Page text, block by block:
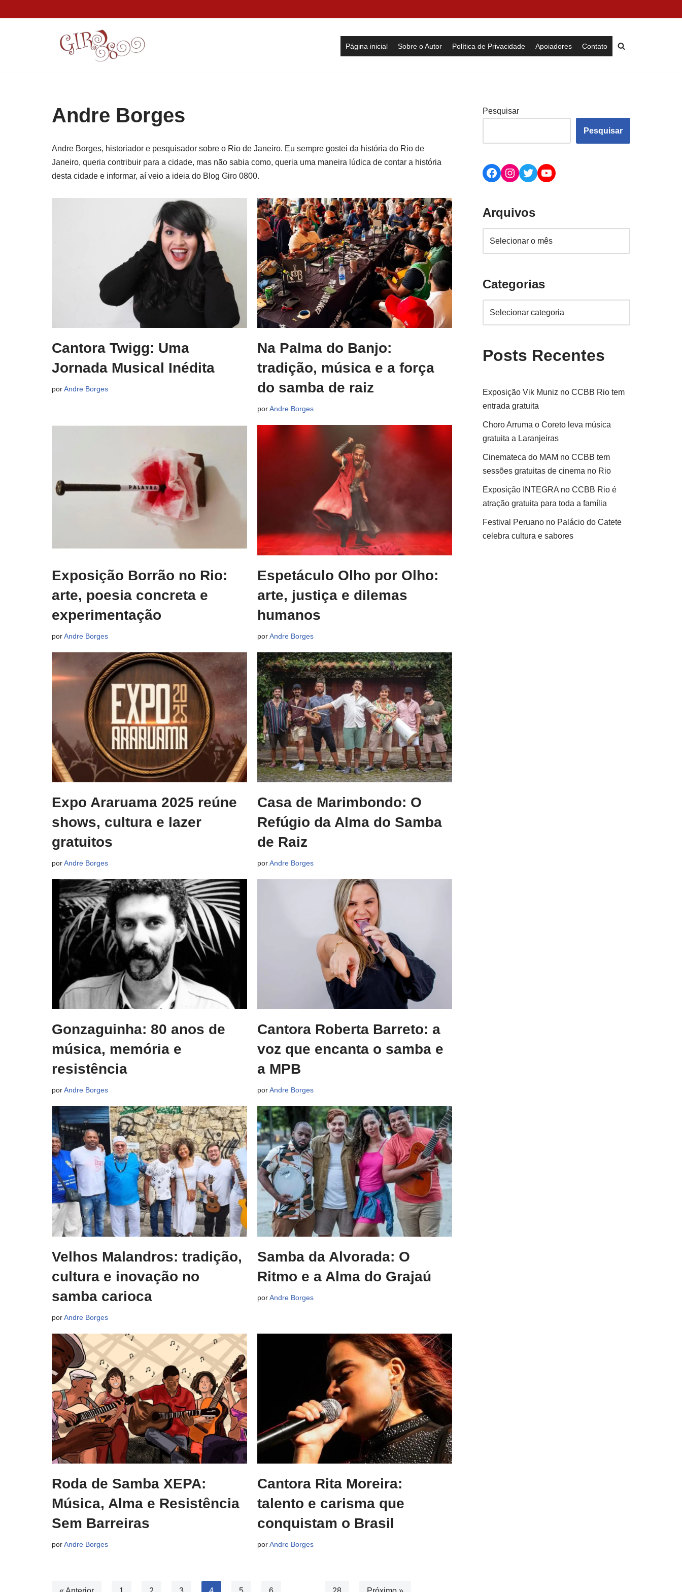
Página inicial Sobre o Autor Política de Privacidade Apoiadores Contato
Andre Borges
Andre Borges, historiador e pesquisador sobre o Rio de Janeiro. Eu sempre gostei da história do Rio de
Janeiro, queria contribuir para a cidade, mas não sabia como, queria uma maneira lúdica de contar a história
desta cidade e informar, aí veio a ideia do Blog Giro 0800.
Cantora Twigg: Uma
Jornada Musical Inédita
porAndre Borges
Na Palma do Banjo:
tradição, música e a força
do samba de raiz
porAndre Borges
Exposição Borrão no Rio:
arte, poesia concreta e
experimentação
porAndre Borges
Espetáculo Olho por Olho:
arte, justiça e dilemas
humanos
porAndre Borges
Expo Araruama 2025 reúne
shows, cultura e lazer
gratuitos
porAndre Borges
Casa de Marimbondo: O
Refúgio da Alma do Samba
de Raiz
porAndre Borges
Gonzaguinha: 80 anos de
música, memória e
resistência
porAndre Borges
Cantora Roberta Barreto: a
voz que encanta o samba e
a MPB
porAndre Borges
Velhos Malandros: tradição,
cultura e inovação no
samba carioca
porAndre Borges
Samba da Alvorada: O
Ritmo e a Alma do Grajaú
porAndre Borges
Roda de Samba XEPA:
Música, Alma e Resistência
Sem Barreiras
porAndre Borges
Cantora Rita Moreira:
talento e carisma que
conquistam o Brasil
porAndre Borges
Pesquisar
Pesquisar
Arquivos
Categorias
Posts Recentes
Exposição Vik Muniz no CCBB Rio tem
entrada gratuita
Choro Arruma o Coreto leva música
gratuita a Laranjeiras
Cinemateca do MAM no CCBB tem
sessões gratuitas de cinema no Rio
Exposição INTEGRA no CCBB Rio é
atração gratuita para toda a família
Festival Peruano no Palácio do Catete
celebra cultura e sabores